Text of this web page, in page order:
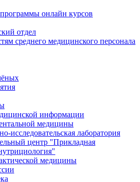
онлайн курсов
отдел
среднего медицинского персонала
информации
медицины
исследовательская лаборатория
центр "Прикладная
медицины